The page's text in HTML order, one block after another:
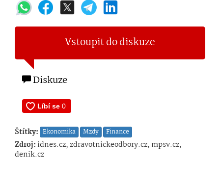
Vstoupit do diskuze
Diskuze
Štítky: Ekonomika Mzdy Finance
Zdroj: idnes.cz, zdravotnickeodbory.cz, mpsv.cz,
denik.cz